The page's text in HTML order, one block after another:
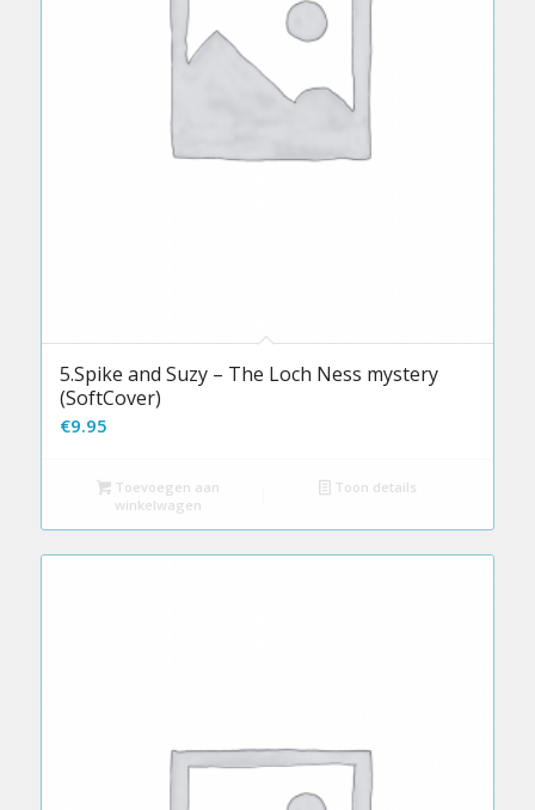
5.Spike and Suzy – The Loch Ness mystery
(SoftCover)
€9.95
Toevoegen aan
winkelwagen
Toon details